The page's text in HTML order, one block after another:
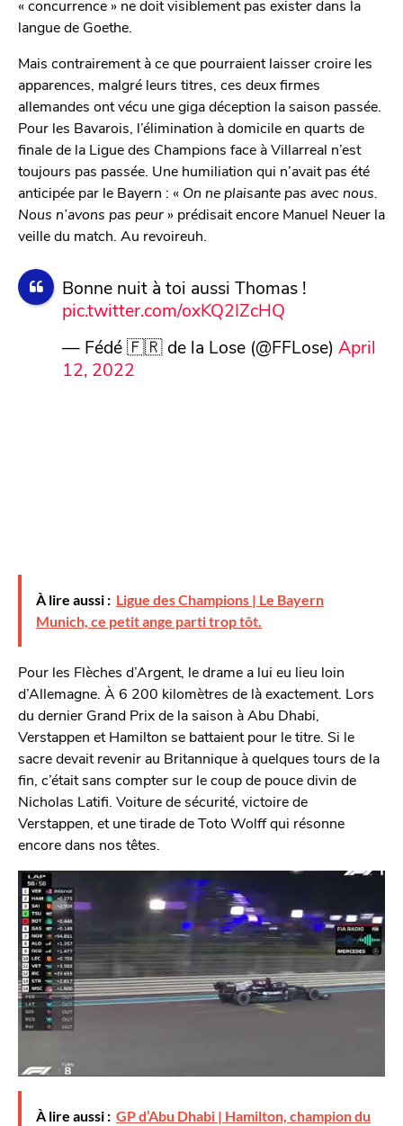
« concurrence » ne doit visiblement pas exister dans la
langue de Goethe.
Mais contrairement à ce que pourraient laisser croire les
apparences, malgré leurs titres, ces deux firmes
allemandes ont vécu une giga déception la saison passée.
Pour les Bavarois, l’élimination à domicile en quarts de
finale de la Ligue des Champions face à Villarreal n’est
toujours pas passée. Une humiliation qui n’avait pas été
anticipée par le Bayern : « On ne plaisante pas avec nous.
Nous n’avons pas peur » prédisait encore Manuel Neuer la
veille du match. Au revoireuh.
Bonne nuit à toi aussi Thomas !
pic.twitter.com/oxKQ2IZcHQ
— Fédé 🇫🇷 de la Lose (@FFLose) April
12, 2022
À lire aussi : Ligue des Champions | Le Bayern
Munich, ce petit ange parti trop tôt.
Pour les Flèches d’Argent, le drame a lui eu lieu loin
d’Allemagne. À 6 200 kilomètres de là exactement. Lors
du dernier Grand Prix de la saison à Abu Dhabi,
Verstappen et Hamilton se battaient pour le titre. Si le
sacre devait revenir au Britannique à quelques tours de la
fin, c’était sans compter sur le coup de pouce divin de
Nicholas Latifi. Voiture de sécurité, victoire de
Verstappen, et une tirade de Toto Wolff qui résonne
encore dans nos têtes.
À lire aussi : GP d’Abu Dhabi | Hamilton, champion du